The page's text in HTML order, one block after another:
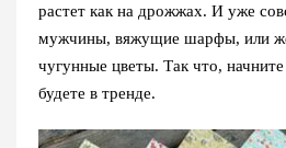
растет как на дрожжах. И уже
мужчины, вяжущие шарфы, или
чугунные цветы. Так что,
будете в тренде.